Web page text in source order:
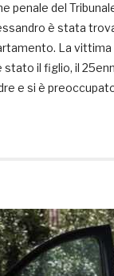
penale del
è stata
La vittima
stato il figlio, il
e si è